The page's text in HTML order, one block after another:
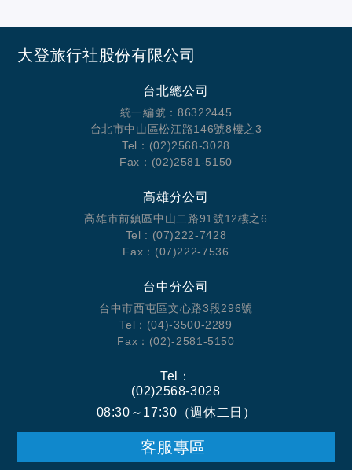
大登旅行社股份有限公司
台北總公司
統一編號：86322445
台北市中山區松江路146號8樓之3
Tel：(02)2568-3028
Fax：(02)2581-5150
高雄分公司
高雄市前鎮區中山二路91號12樓之6
Tel : (07)222-7428
Fax：(07)222-7536
台中分公司
台中市西屯區文心路3段296號
Tel：(04)-3500-2289
Fax：(02)-2581-5150
Tel：
(02)2568-3028
08:30～17:30（週休二日）
客服專區